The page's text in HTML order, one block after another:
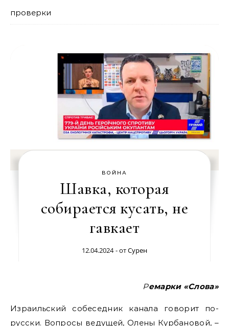
проверки
ВОЙНА
Шавка, которая
собирается кусать, не
гавкает
12.04.2024 - отСурен
Ремарки «Слова»
Израильский собеседник канала говорит по-
русски. Вопросы ведущей, Олены Курбановой, –